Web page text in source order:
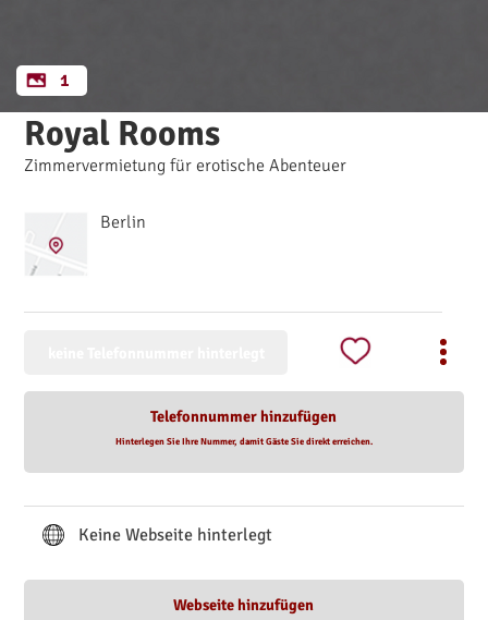
1
Royal Rooms
Zimmervermietung für erotische Abenteuer
Berlin
Telefonnummer hinzufügen
Hinterlegen Sie Ihre Nummer, damit Gäste Sie direkt erreichen.
Keine Webseite hinterlegt
Webseite hinzufügen